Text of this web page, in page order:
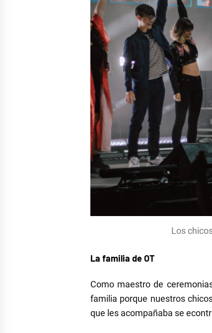
Los
La familia de OT
Como maestro de
familia porque nuestros
que les acompañaba se